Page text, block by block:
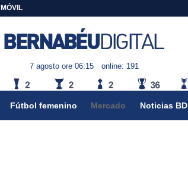
MÓVIL
7 agosto ore 06:15 online: 191
Fútbol femenino Mercado Noticias BD